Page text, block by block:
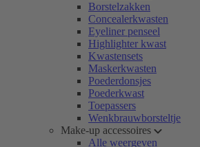
Borstelzakken
Concealerkwasten
Eyeliner penseel
Highlighter kwast
Kwastensets
Maskerkwasten
Poederdonsjes
Poederkwast
Toepassers
Wenkbrauwborsteltje
Make-up accessoires
Alle weergeven